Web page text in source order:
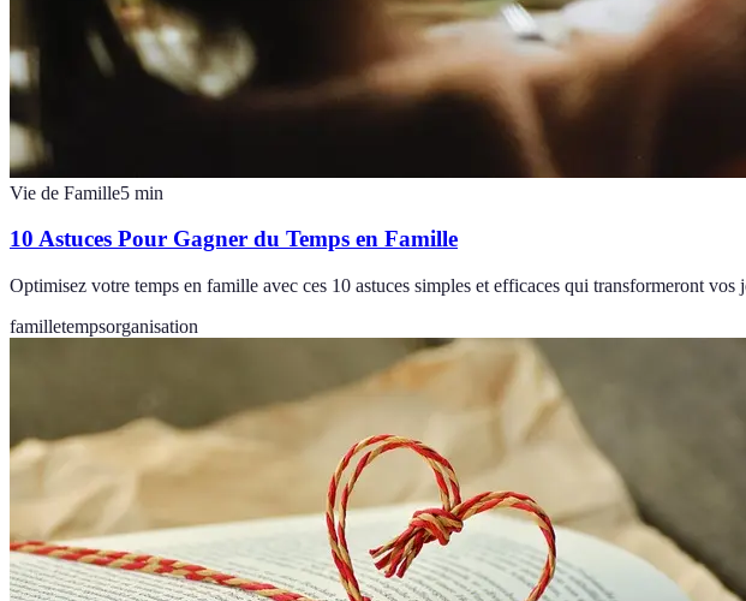
Vie de Famille5 min
10 Astuces Pour Gagner du Temps en Famille
Optimisez votre temps en famille avec ces 10 astuces simples et efficaces qui transformeront vos
familletempsorganisation